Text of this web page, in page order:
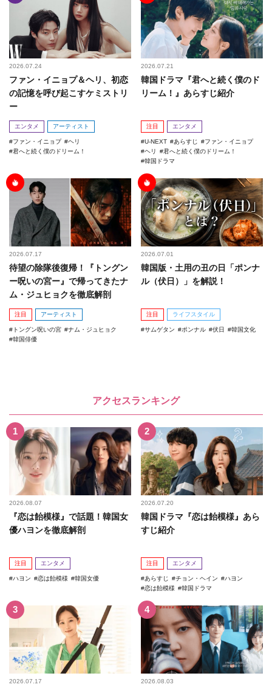
2026.07.24
ファン・イニョプ＆ヘリ、初恋
の記憶を呼び起こすケミストリ
ー
エンタメ アーティスト
ファン・イニョプ
ヘリ
君へと続く僕のドリーム！
2026.07.21
韓国ドラマ『君へと続く僕のド
リーム！』あらすじ紹介
注目 エンタメ
U-NEXT あらすじ
ファン・イニョプ
ヘリ
君へと続く僕のドリーム！
韓国ドラマ
2026.07.17
待望の除隊後復帰！『トングン
ー呪いの宮ー』で帰ってきたナ
ム・ジュヒョクを徹底解剖
注目 アーティスト
トングン呪いの宮
ナム・ジュヒョク
韓国俳優
2026.07.01
韓国版・土用の丑の日「ポンナ
ル（伏日）」を解説！
注目 ライフスタイル
サムゲタン ポンナル 伏日 韓国文化
アクセスランキング
2026.08.07
『恋は飴模様』で話題！韓国女
優ハヨンを徹底解剖
注目 エンタメ
ハヨン 恋は飴模様 韓国女優
2026.07.20
韓国ドラマ『恋は飴模様』あら
すじ紹介
注目 エンタメ
あらすじ チョン・ヘイン
ハヨン
恋は飴模様
韓国ドラマ
2026.07.17 2026.08.03